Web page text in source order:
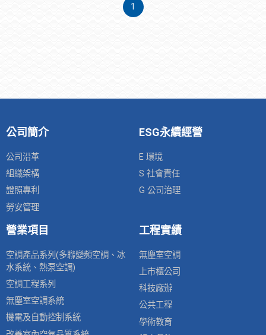
1
公司簡介
公司沿革
組織架構
證照專利
勞安管理
ESG永續經營
E 環境
S 社會責任
G 公司治理
營業項目
空調產品系列(多聯變頻空調、冰
水系統、熱泵空調)
空調工程系列
無塵室空調系統
機電及自動控制系統
工程實績
無塵室空調
上市櫃公司
科技廠辦
公共工程
學術教育